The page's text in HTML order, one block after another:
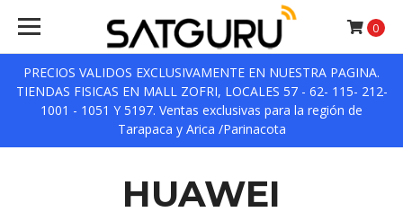
PRECIOS VALIDOS EXCLUSIVAMENTE EN NUESTRA PAGINA.
TIENDAS FISICAS EN MALL ZOFRI, LOCALES 57 - 62- 115- 212-
1001 - 1051 Y 5197. Ventas exclusivas para la región de
Tarapaca y Arica /Parinacota
0
HUAWEI